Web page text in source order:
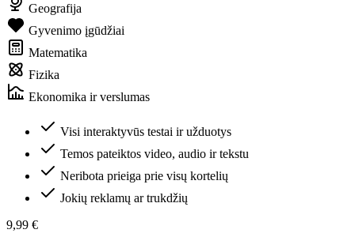
Geografija
Gyvenimo įgūdžiai
Matematika
Fizika
Ekonomika ir verslumas
Visi interaktyvūs testai ir užduotys
Temos pateiktos video, audio ir tekstu
Neribota prieiga prie visų kortelių
Jokių reklamų ar trukdžių
9,99 €